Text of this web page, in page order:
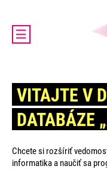
O PROJEKTE ENTER
ENTER MICRO:BIT
ENTER
VIDEÁ YOUTUBEROV
VITAJTE V
DATABÁZE
Chcete si rozšíriť
informatika a naučiť sa